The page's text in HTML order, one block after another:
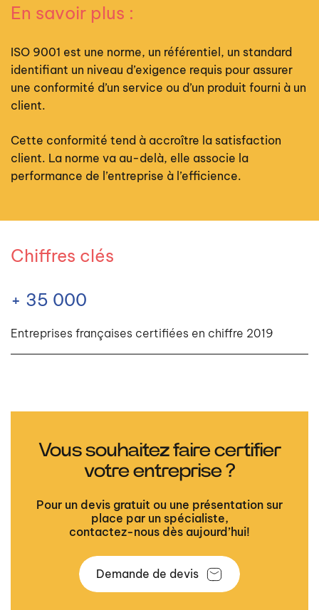
En savoir plus :
ISO 9001 est une norme, un référentiel, un standard
identifiant un niveau d’exigence requis pour assurer
une conformité d’un service ou d’un produit fourni à un
client.
Cette conformité tend à accroître la satisfaction
client. La norme va au-delà, elle associe la
performance de l’entreprise à l’efficience.
Chiffres clés
+ 35 000
Entreprises françaises certifiées en chiffre 2019
Vous souhaitez faire certifier
votre entreprise ?
Pour un devis gratuit ou une présentation sur
place par un spécialiste,
contactez-nous dès aujourd’hui!
Demande de devis